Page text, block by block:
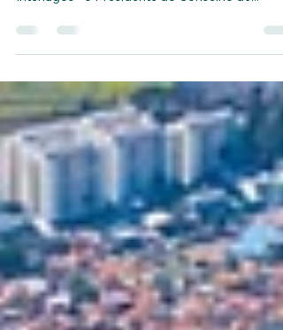
Interlagos - o Presidente do Conselho de...